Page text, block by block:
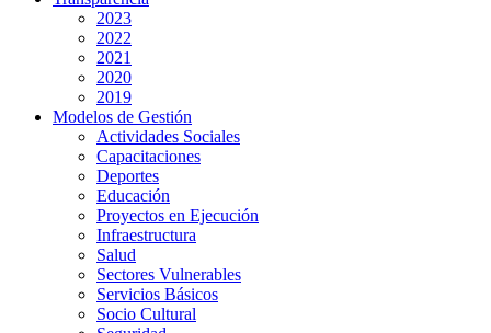
2023
2022
2021
2020
2019
Modelos de Gestión
Actividades Sociales
Capacitaciones
Deportes
Educación
Proyectos en Ejecución
Infraestructura
Salud
Sectores Vulnerables
Servicios Básicos
Socio Cultural